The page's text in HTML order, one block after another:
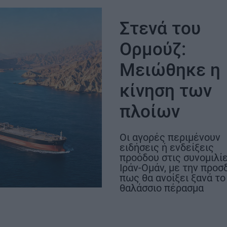
αεροδρόμιο να λειτουργεί
Στενά του
Ορμούζ:
Μειώθηκε η
κίνηση των
πλοίων
Οι αγορές περιμένουν
ειδήσεις ή ενδείξεις
προόδου στις
Ιράν-Ομάν, με την
πως θα ανοίξει ξανά το
θαλάσσιο πέρασμα